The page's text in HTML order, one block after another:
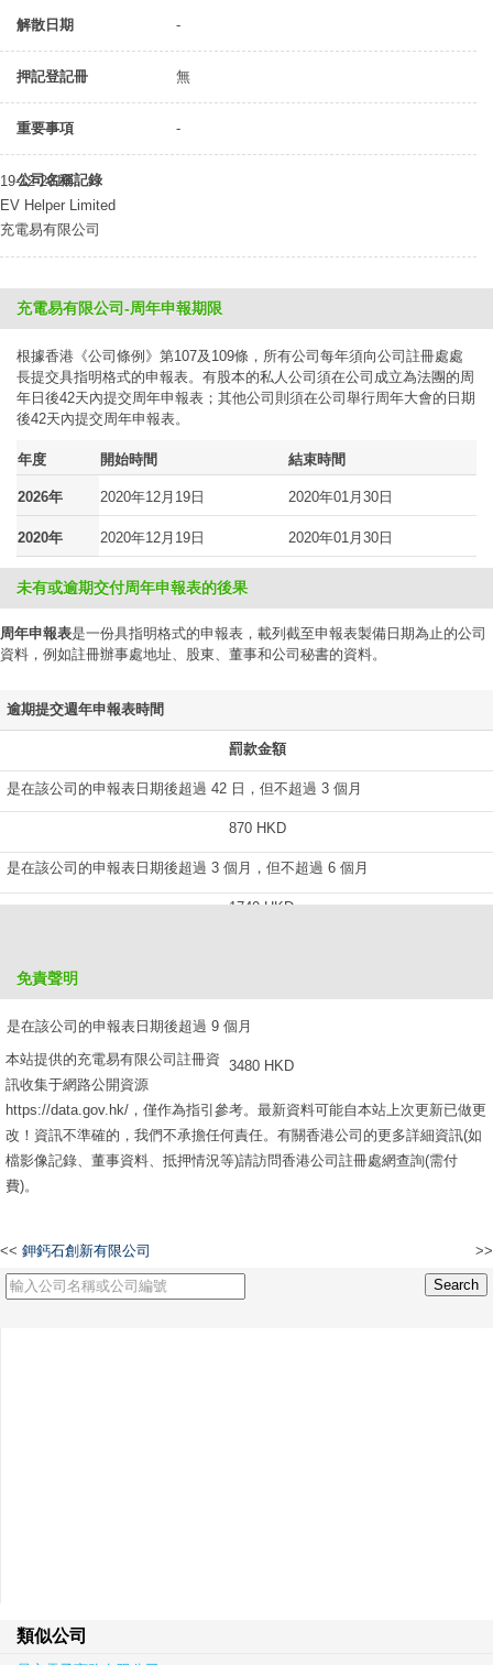
解散日期 -
押記登記冊 無
重要事項 -
公司名稱記錄
19-12-2016
EV Helper Limited
充電易有限公司
充電易有限公司-周年申報期限
根據香港《公司條例》第107及109條，所有公司每年須向公司註冊處處
長提交具指明格式的申報表。有股本的私人公司須在公司成立為法團的周
年日後42天內提交周年申報表；其他公司則須在公司舉行周年大會的日期
後42天內提交周年申報表。
年度 開始時間 結束時間
2026年 2020年12月19日 2020年01月30日
2020年 2020年12月19日 2020年01月30日
未有或逾期交付周年申報表的後果
周年申報表是一份具指明格式的申報表，載列截至申報表製備日期為止的公司
資料，例如註冊辦事處地址、股東、董事和公司秘書的資料。
逾期提交週年申報表時間
罰款金額
是在該公司的申報表日期後超過 42 日，但不超過 3 個月
870 HKD
是在該公司的申報表日期後超過 3 個月，但不超過 6 個月
1740 HKD
是在該公司的申報表日期後超過 9 個月
3480 HKD
免責聲明
本站提供的充電易有限公司註冊資
訊收集于網路公開資源
https://data.gov.hk/，僅作為指引參考。最新資料可能自本站上次更新已做更
改！資訊不準確的，我們不承擔任何責任。有關香港公司的更多詳細資訊(如
檔影像記錄、董事資料、抵押情況等)請訪問香港公司註冊處網查詢(需付
費)。
<< 鉀鈣石創新有限公司 >>
類似公司